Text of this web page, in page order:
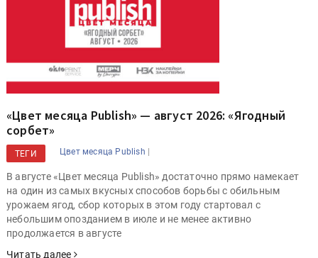
«Цвет месяца Publish» — август 2026: «Ягодный
сорбет»
ТЕГИ Цвет месяца Publish |
В августе «Цвет месяца Publish» достаточно прямо намекает
на один из самых вкусных способов борьбы с обильным
урожаем ягод, сбор которых в этом году стартовал с
небольшим опозданием в июле и не менее активно
продолжается в августе
Читать далее